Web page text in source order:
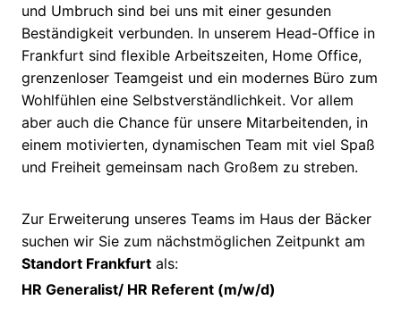
und Umbruch sind bei uns mit einer gesunden
Beständigkeit verbunden. In unserem Head-Office in
Frankfurt sind flexible Arbeitszeiten, Home Office,
grenzenloser Teamgeist und ein modernes Büro zum
Wohlfühlen eine Selbstverständlichkeit. Vor allem
aber auch die Chance für unsere Mitarbeitenden, in
einem motivierten, dynamischen Team mit viel Spaß
und Freiheit gemeinsam nach Großem zu streben.
Zur Erweiterung unseres Teams im Haus der Bäcker
suchen wir Sie zum nächstmöglichen Zeitpunkt am
Standort Frankfurt als:
HR Generalist/ HR Referent (m/w/d)